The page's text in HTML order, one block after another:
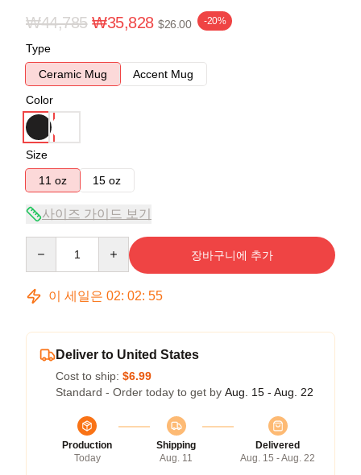
₩44,785 ₩35,828 $26.00 -20%
Type
Ceramic Mug
Accent Mug
Color
Size
11 oz
15 oz
사이즈 가이드 보기
장바구니에 추가
이 세일은 02: 02: 54
Deliver to United States
Cost to ship: $6.99
Standard - Order today to get by Aug. 15 - Aug. 22
Production
Today
Shipping
Aug. 11
Delivered
Aug. 15 - Aug. 22